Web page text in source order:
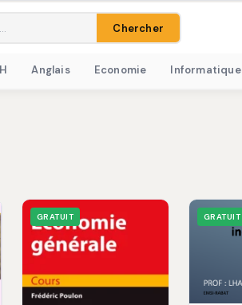
Chercher
Anglais Economie Informatique
GRATUIT GRATUIT